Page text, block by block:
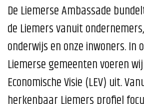
De Liemerse Ambassade
de Liemers vanuit
onderwijs en onze inwoners. In
Liemerse gemeenten voeren
Economische Visie (LEV) uit.